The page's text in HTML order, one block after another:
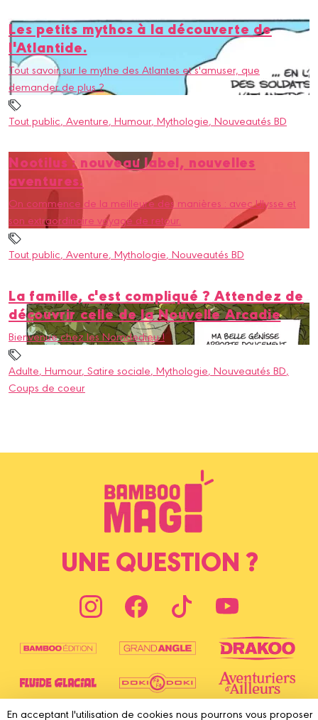
Les petits mythos à la découverte de
l'Atlantide.
Tout savoir sur le mythe des Atlantes et s'amuser, que
demander de plus ?
Tout public, Aventure, Humour, Mythologie, Nouveautés BD
Nootilus : nouveau label, nouvelles
aventures.
On commence de la meilleure des manières : avec Ulysse et
son extraordinaire voyage de retour.
Tout public, Aventure, Mythologie, Nouveautés BD
La famille, c'est compliqué ? Attendez de
découvrir celle de la Nouvelle Arcadie
Bienvenue chez les Nomdedieu !
Adulte, Humour, Satire sociale, Mythologie, Nouveautés BD,
Coups de coeur
UNE QUESTION ?
En acceptant l'utilisation de cookies nous pourrons vous proposer